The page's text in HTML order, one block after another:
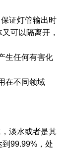
证灯管输出时
可以隔离开，
生任何有害化
在不同领域
淡水或者是其
99.99%，处